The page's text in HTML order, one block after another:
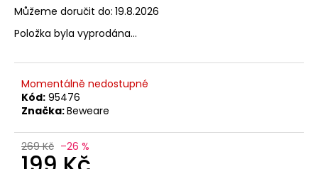
Můžeme doručit do: 19.8.2026
Položka byla vyprodána…
Momentálně nedostupné
Kód: 95476
Značka:Beweare
269 Kč –26 %
D
o
p
o
u
č
u
j
e